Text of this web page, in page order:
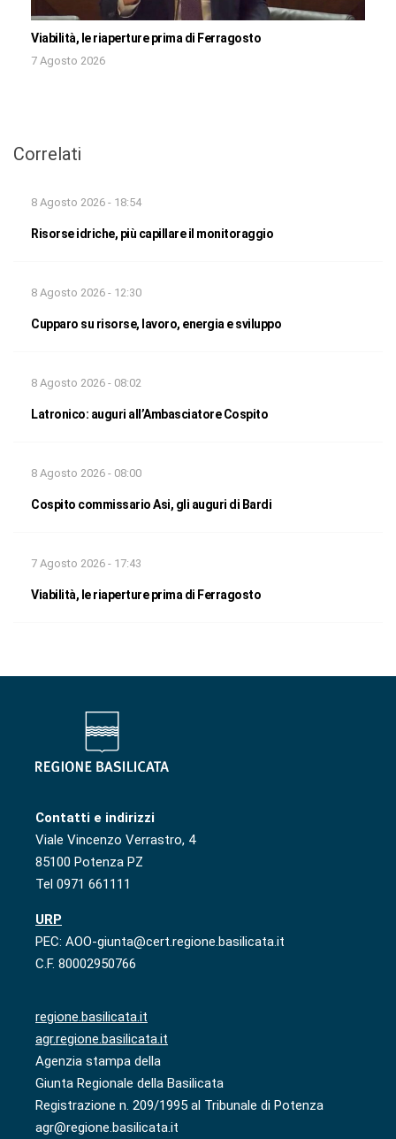
Viabilità, le riaperture prima di Ferragosto
7 Agosto 2026
Correlati
8 Agosto 2026 - 18:54
Risorse idriche, più capillare il monitoraggio
8 Agosto 2026 - 12:30
Cupparo su risorse, lavoro, energia e sviluppo
8 Agosto 2026 - 08:02
Latronico: auguri all’Ambasciatore Cospito
8 Agosto 2026 - 08:00
Cospito commissario Asi, gli auguri di Bardi
7 Agosto 2026 - 17:43
Viabilità, le riaperture prima di Ferragosto
Contatti e indirizzi
Viale Vincenzo Verrastro, 4
85100 Potenza PZ
Tel 0971 661111
URP
PEC: AOO-giunta@cert.regione.basilicata.it
C.F. 80002950766
regione.basilicata.it
agr.regione.basilicata.it
Agenzia stampa della
Giunta Regionale della Basilicata
Registrazione n. 209/1995 al Tribunale di Potenza
agr@regione.basilicata.it